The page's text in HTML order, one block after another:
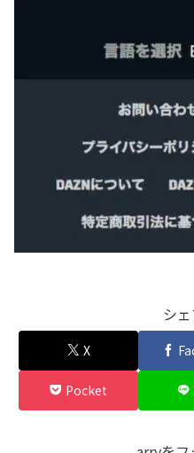
シ
X
Pocket